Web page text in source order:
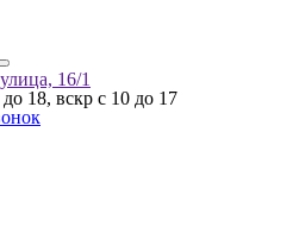
16/1
18, вскр с 10 до 17